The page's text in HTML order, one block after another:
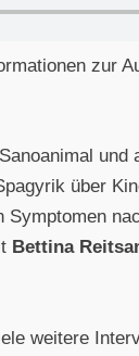
zur
und
über
Symptomen
Bettina
weitere